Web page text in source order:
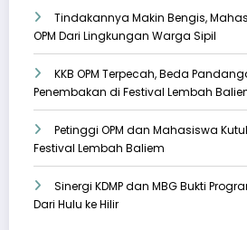
Tindakannya Makin Bengis,
OPM Dari Lingkungan Warga Sipil
KKB OPM Terpecah, Beda
Penembakan di Festival Lembah
Petinggi OPM dan Mahasiswa
Festival Lembah Baliem
Sinergi KDMP dan MBG Bukti
Dari Hulu ke Hilir